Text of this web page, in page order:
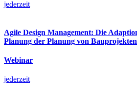
jederzeit
Agile Design Management: Die
Planung der Planung von Bauprojekten
Webinar
jederzeit